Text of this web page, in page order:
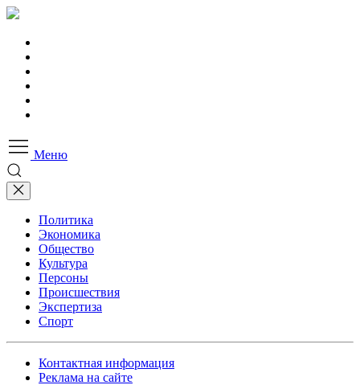
Меню
Политика
Экономика
Общество
Культура
Персоны
Происшествия
Экспертиза
Спорт
Контактная информация
Реклама на сайте